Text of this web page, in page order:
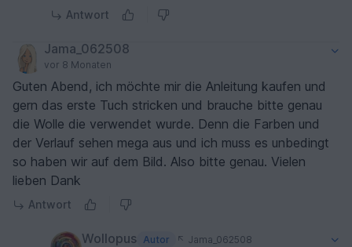
Antwort
Jama_062508
vor 8 Monaten
Guten Abend, ich möchte mir die Anleitung kaufen und
gern das erste Tuch stricken und brauche bitte genau
die Wolle die verwendet wurde. Denn die Farben und
der Verlauf sehen mega aus und ich muss es unbedingt
so haben wir auf dem Bild. Also bitte genau. Vielen
lieben Dank
Antwort
Wollopus Autor
Jama_062508